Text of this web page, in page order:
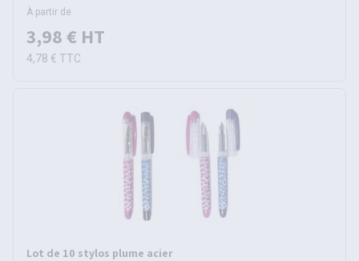
À partir de
3,98 € HT
4,78 € TTC
Lot de 10 stylos plume acier